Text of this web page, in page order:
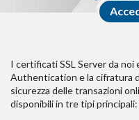
I certificati SSL Server da noi
Authentication e la cifratura
sicurezza delle transazioni
disponibili in tre tipi principali: